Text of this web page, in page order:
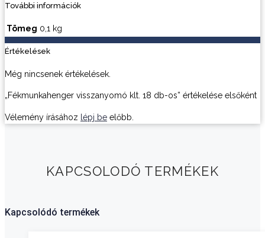
További információk
Tömeg 0,1 kg
Értékelések
Még nincsenek értékelések.
„Fékmunkahenger visszanyomó klt. 18 db-os” értékelése elsőként
Vélemény írásához lépj be előbb.
KAPCSOLODÓ TERMÉKEK
Kapcsolódó termékek